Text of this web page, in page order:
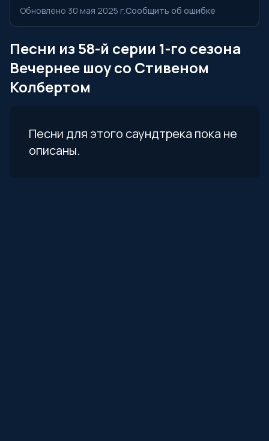
Обновлено 30 мая 2025 г.Сообщить об ошибке
Песни из 58-й серии 1-го сезона
Вечернее шоу со Стивеном
Колбертом
Песни для этого саундтрека пока не
описаны.